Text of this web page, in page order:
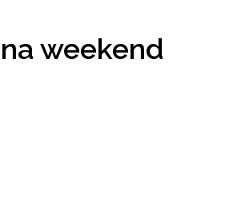
weekend